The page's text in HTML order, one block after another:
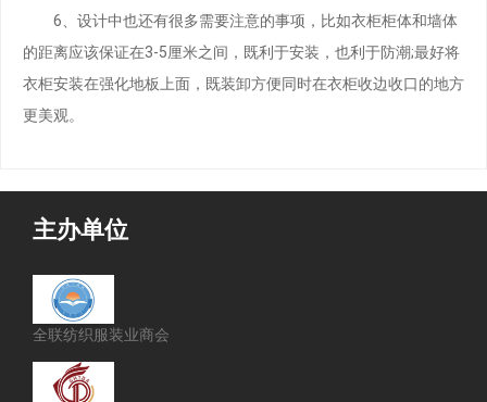
6、设计中也还有很多需要注意的事项，比如衣柜柜体和墙体
的距离应该保证在3-5厘米之间，既利于安装，也利于防潮;最好将
衣柜安装在强化地板上面，既装卸方便同时在衣柜收边收口的地方
更美观。
主办单位
全联纺织服装业商会